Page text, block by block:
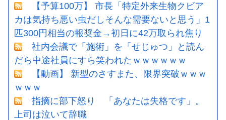
【予算100万】 市長「特定外来生物クビア
カは気持ち悪い虫だしそんな需要ないと思う」1
匹300円相当の報奨金→初日に42万取られ焦り
社内会議で「施術」を「せじゅつ」と読ん
だら中途社員にすら笑われたｗｗｗｗｗｗ
【動画】 新型のさすまた、限界突破ｗｗｗ
ｗｗｗ
指摘に部下怒り 「あなたは失格です」。
上司は泣いて辞職